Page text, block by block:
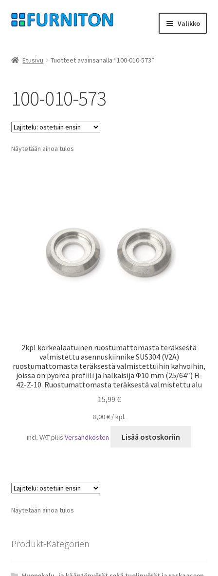
Siirry
navigointiin
Siirry
sisältöön
Valikko
yksityisyyttä
peruuttamisoikeus
Ottaa yhteyttä
Etusivu Tuotteet avainsanalla “100-010-573”
100-010-573
Näytetään ainoa tulos
2kpl korkealaatuinen ruostumattomasta teräksestä
valmistettu asennuskiinnike SUS304 (V2A)
ruostumattomasta teräksestä valmistettuihin kahvoihin,
joissa on pyöreä profiili ja halkaisija Φ10 mm (25/64″) H-
42-Z-10. Ruostumattomasta teräksestä valmistettu alu
15,99 €
8,00€/kpl.
incl. VATplusVersandkosten Lisää ostoskoriin
Näytetään ainoa tulos
Produkt-Kategorien